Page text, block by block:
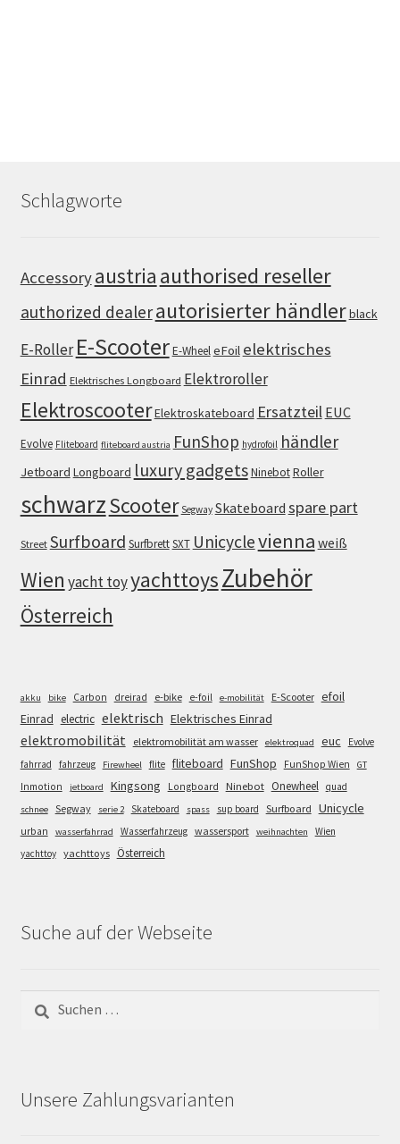
Schlagworte
Accessoryaustria authorised reseller
authorized dealerautorisierter händlerblack
E-Roller E-ScooterE-WheeleFoil elektrisches
Einrad Elektrisches Longboard Elektroroller
ElektroscooterElektroskateboard Ersatzteil EUC
Evolve Fliteboard fliteboard austria FunShop hydrofoil händler
Jetboard Longboard luxury gadgetsNinebotRoller
schwarzScooter Segway Skateboard spare part
Street Surfboard SurfbrettSXT Unicyclevienna weiß
Wien yacht toyyachttoysZubehör
Österreich
akku bike Carbon dreirad e-bike e-foil e-mobilität E-Scooter efoil
Einrad electric elektrisch Elektrisches Einrad
elektromobilität elektromobilität am wasser elektroquad euc
Evolve
fahrrad
fahrzeug Firewheel flite fliteboard FunShop FunShop Wien GT
Inmotion jetboard Kingsong Longboard Ninebot Onewheel quad
schnee Segway serie 2 Skateboard spass sup board Surfboard Unicycle
urban wasserfahrrad Wasserfahrzeug wassersport weihnachten
Wien
yachttoy yachttoys Österreich
Suche auf der Webseite
nach:
Unsere Zahlungsvarianten